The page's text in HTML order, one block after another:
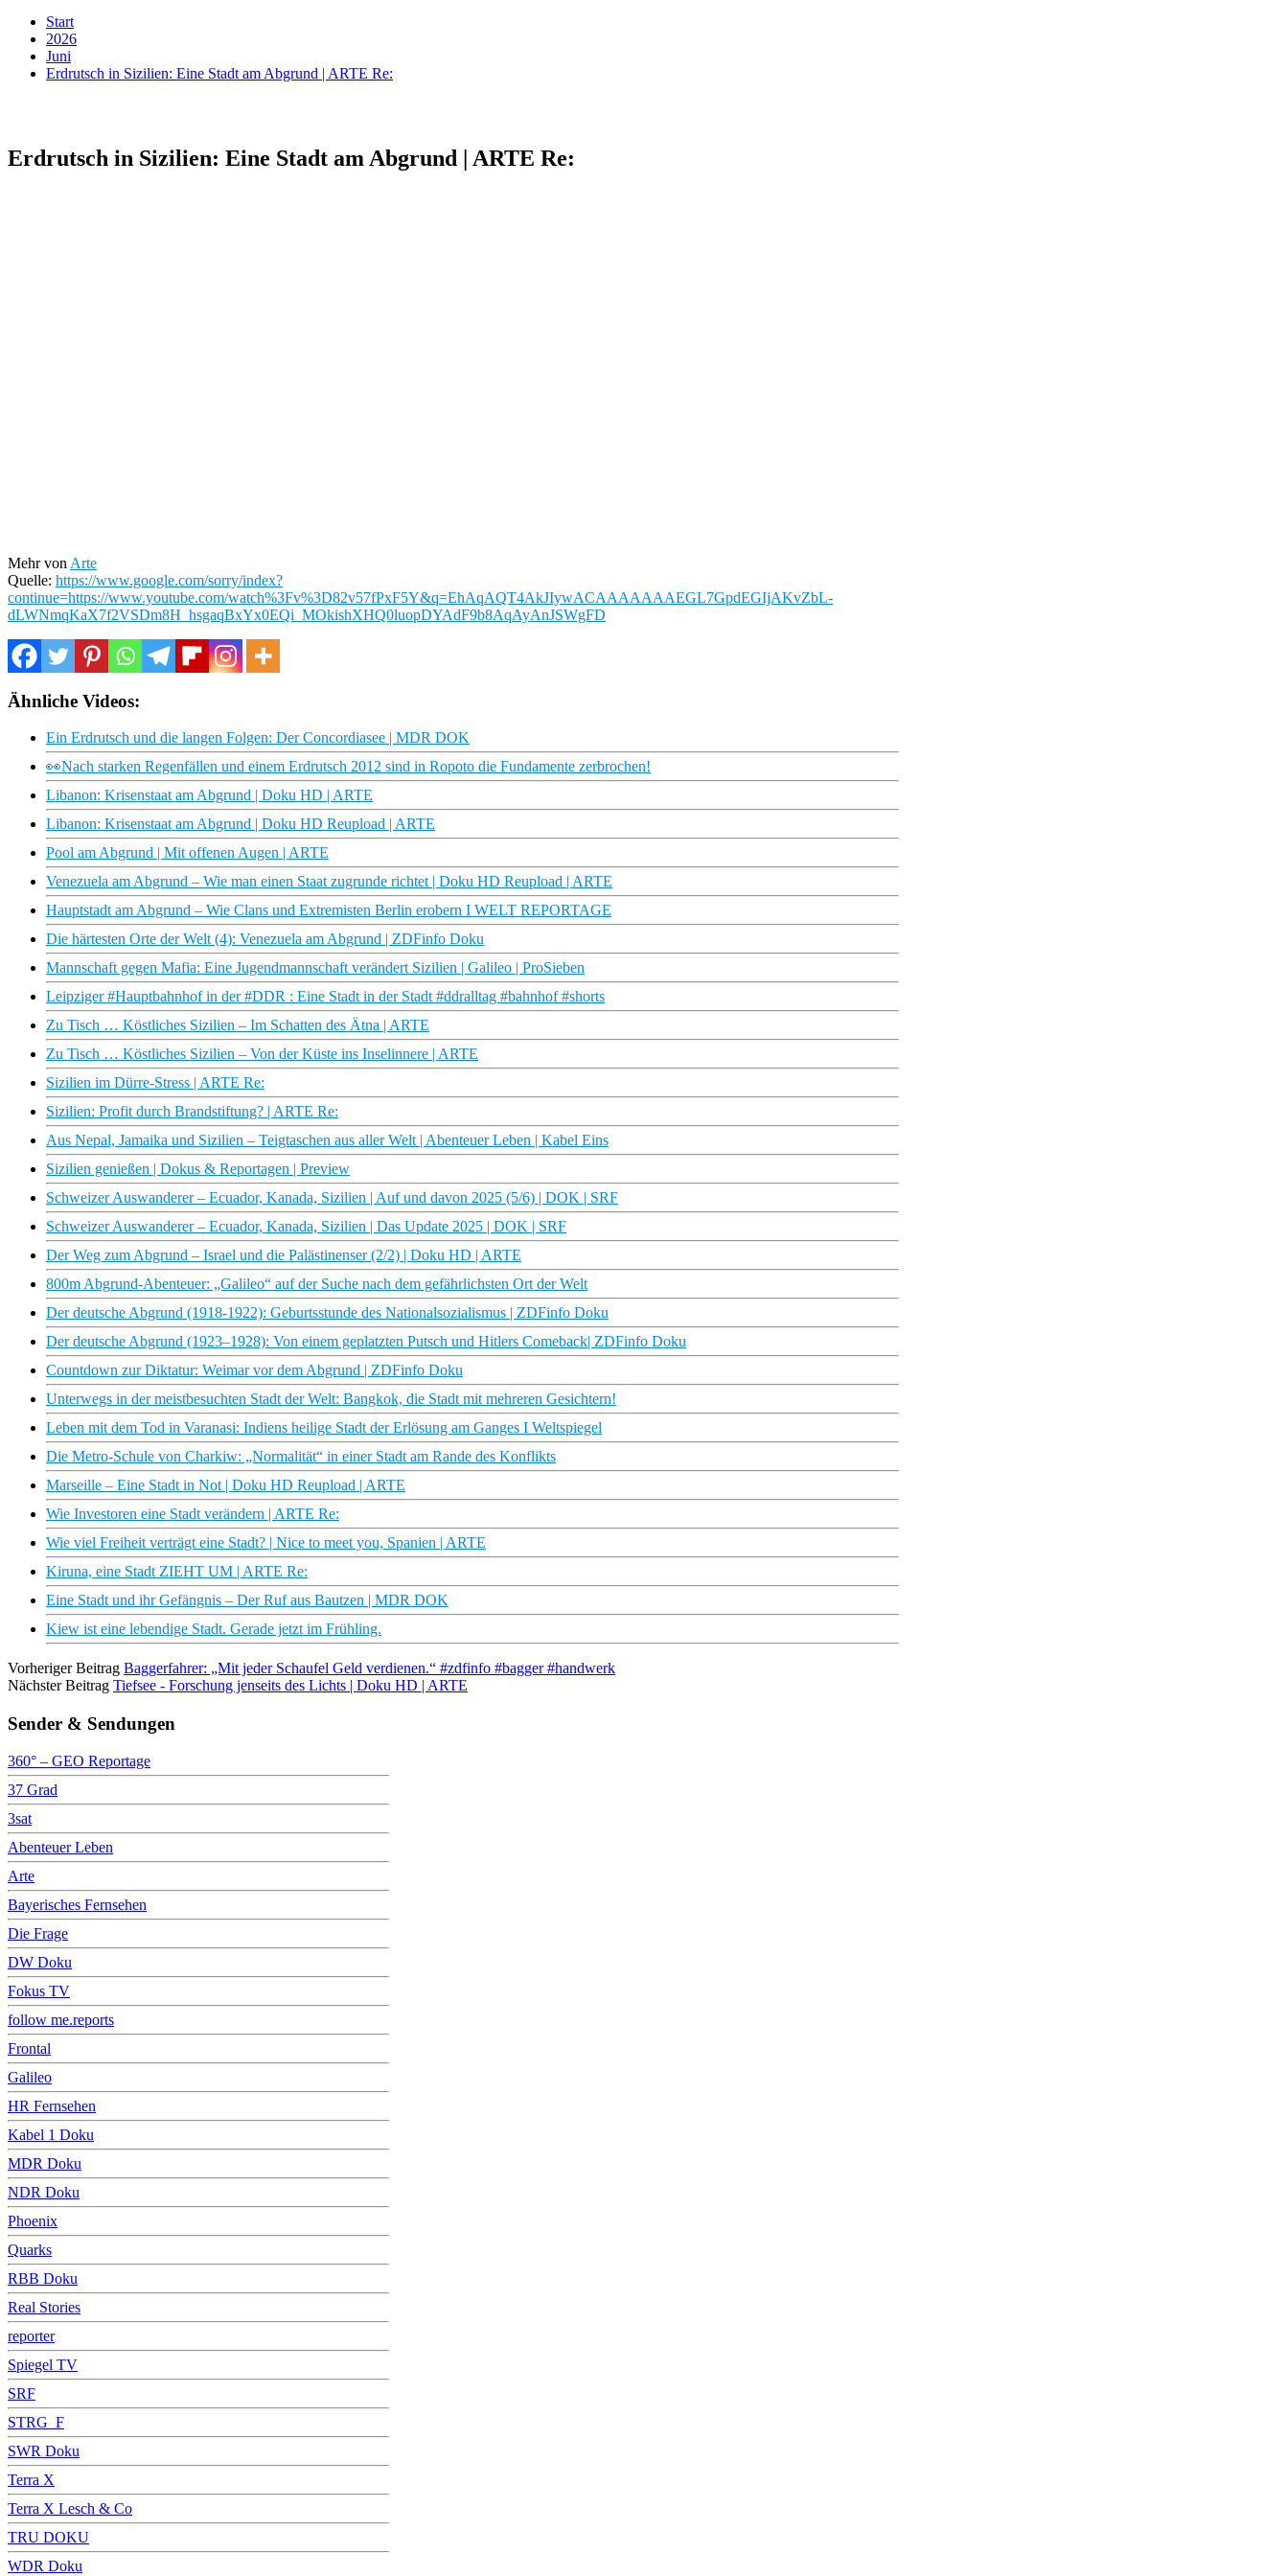
Start
2026
Juni
Erdrutsch in Sizilien: Eine Stadt am Abgrund | ARTE Re:
Erdrutsch in Sizilien: Eine Stadt am Abgrund | ARTE Re:
Mehr von Arte
Quelle: https://www.google.com/sorry/index?
continue=https://www.youtube.com/watch%3Fv%3D82v57fPxF5Y&q=EhAqAQT4AkJIywACAAAAAAAEGL7GpdEGIjAKvZbL-
dLWNmqKaX7f2VSDm8H_hsgaqBxYx0EQi_MOkishXHQ0luopDYAdF9b8AqAyAnJSWgFD
Ähnliche Videos:
Ein Erdrutsch und die langen Folgen: Der Concordiasee | MDR DOK
👀Nach starken Regenfällen und einem Erdrutsch 2012 sind in Ropoto die Fundamente zerbrochen!
Libanon: Krisenstaat am Abgrund | Doku HD | ARTE
Libanon: Krisenstaat am Abgrund | Doku HD Reupload | ARTE
Pool am Abgrund | Mit offenen Augen | ARTE
Venezuela am Abgrund – Wie man einen Staat zugrunde richtet | Doku HD Reupload | ARTE
Hauptstadt am Abgrund – Wie Clans und Extremisten Berlin erobern I WELT REPORTAGE
Die härtesten Orte der Welt (4): Venezuela am Abgrund | ZDFinfo Doku
Mannschaft gegen Mafia: Eine Jugendmannschaft verändert Sizilien | Galileo | ProSieben
Leipziger #Hauptbahnhof in der #DDR : Eine Stadt in der Stadt #ddralltag #bahnhof #shorts
Zu Tisch … Köstliches Sizilien – Im Schatten des Ätna | ARTE
Zu Tisch … Köstliches Sizilien – Von der Küste ins Inselinnere | ARTE
Sizilien im Dürre-Stress | ARTE Re:
Sizilien: Profit durch Brandstiftung? | ARTE Re:
Aus Nepal, Jamaika und Sizilien – Teigtaschen aus aller Welt | Abenteuer Leben | Kabel Eins
Sizilien genießen | Dokus & Reportagen | Preview
Schweizer Auswanderer – Ecuador, Kanada, Sizilien | Auf und davon 2025 (5/6) | DOK | SRF
Schweizer Auswanderer – Ecuador, Kanada, Sizilien | Das Update 2025 | DOK | SRF
Der Weg zum Abgrund – Israel und die Palästinenser (2/2) | Doku HD | ARTE
800m Abgrund-Abenteuer: „Galileo“ auf der Suche nach dem gefährlichsten Ort der Welt
Der deutsche Abgrund (1918-1922): Geburtsstunde des Nationalsozialismus | ZDFinfo Doku
Der deutsche Abgrund (1923–1928): Von einem geplatzten Putsch und Hitlers Comeback| ZDFinfo Doku
Countdown zur Diktatur: Weimar vor dem Abgrund | ZDFinfo Doku
Unterwegs in der meistbesuchten Stadt der Welt: Bangkok, die Stadt mit mehreren Gesichtern!
Leben mit dem Tod in Varanasi: Indiens heilige Stadt der Erlösung am Ganges I Weltspiegel
Die Metro-Schule von Charkiw: „Normalität“ in einer Stadt am Rande des Konflikts
Marseille – Eine Stadt in Not | Doku HD Reupload | ARTE
Wie Investoren eine Stadt verändern | ARTE Re:
Wie viel Freiheit verträgt eine Stadt? | Nice to meet you, Spanien | ARTE
Kiruna, eine Stadt ZIEHT UM | ARTE Re:
Eine Stadt und ihr Gefängnis – Der Ruf aus Bautzen | MDR DOK
Kiew ist eine lebendige Stadt. Gerade jetzt im Frühling.
Vorheriger Beitrag Baggerfahrer: „Mit jeder Schaufel Geld verdienen.“ #zdfinfo #bagger #handwerk
Nächster Beitrag Tiefsee - Forschung jenseits des Lichts | Doku HD | ARTE
Sender & Sendungen
360° – GEO Reportage
37 Grad
3sat
Abenteuer Leben
Arte
Bayerisches Fernsehen
Die Frage
DW Doku
Fokus TV
follow me.reports
Frontal
Galileo
HR Fernsehen
Kabel 1 Doku
MDR Doku
NDR Doku
Phoenix
Quarks
RBB Doku
Real Stories
reporter
Spiegel TV
SRF
STRG_F
SWR Doku
Terra X
Terra X Lesch & Co
TRU DOKU
WDR Doku